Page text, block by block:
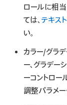
ロールに相当
ては、 テキス
い。
カラー/グラ
ー、グラデー
ーコントロー
調整パラメー